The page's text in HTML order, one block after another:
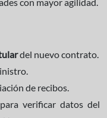
del nuevo contrato.
de recibos.
verificar datos del